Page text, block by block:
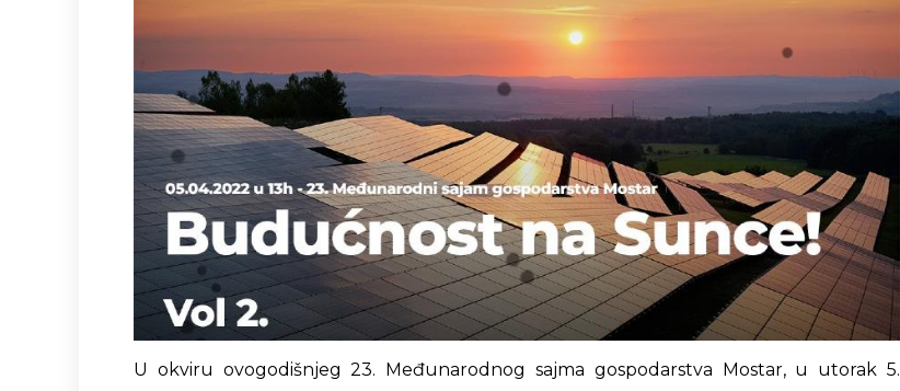
U okviru ovogodišnjeg 23. Međunarodnog sajma gospodarstva Mostar, u utorak 5.